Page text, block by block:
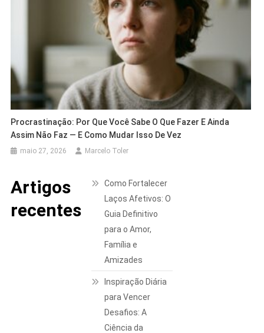
Procrastinação: Por Que Você Sabe O Que Fazer E Ainda
Assim Não Faz — E Como Mudar Isso De Vez
maio 27, 2026 Marcelo Toler
Artigos
recentes
Como Fortalecer
Laços Afetivos: O
Guia Definitivo
para o Amor,
Família e
Amizades
Inspiração Diária
para Vencer
Desafios: A
Ciência da